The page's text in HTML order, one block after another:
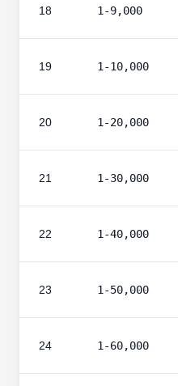
18 1-9,000
19 1-10,000
20 1-20,000
21 1-30,000
22 1-40,000
23 1-50,000
24 1-60,000